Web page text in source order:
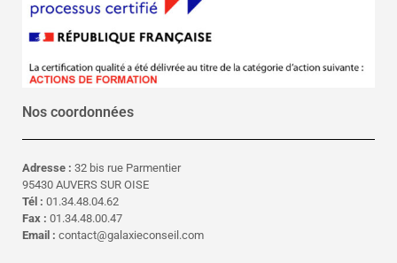
Nos coordonnées
Adresse : 32 bis rue Parmentier
95430 AUVERS SUR OISE
Tél : 01.34.48.04.62
Fax : 01.34.48.00.47
Email : contact@galaxieconseil.com